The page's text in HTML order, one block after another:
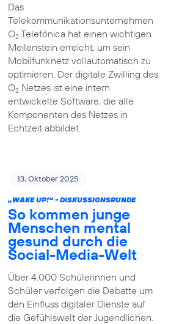
Das
Telekommunikationsunternehmen
O2Telefónica hat einen wichtigen
Meilenstein erreicht, um sein
Mobilfunknetz vollautomatisch zu
optimieren. Der digitale Zwilling des
O2Netzes ist eine intern
entwickelte Software, die alle
Komponenten des Netzes in
Echtzeit abbildet.
13. Oktober 2025
„WAKE UP!“ - DISKUSSIONSRUNDE
So kommen junge
Menschen mental
gesund durch die
Social-Media-Welt
Über 4.000 Schülerinnen und
Schüler verfolgen die Debatte um
den Einfluss digitaler Dienste auf
die Gefühlswelt der Jugendlichen.